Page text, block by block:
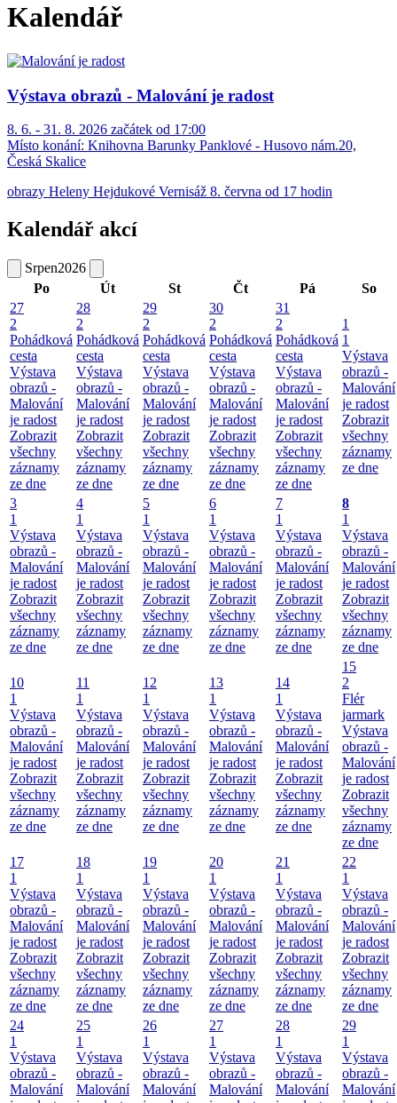
Kalendář
Výstava obrazů - Malování je radost
8. 6. - 31. 8. 2026 začátek od 17:00
Místo konání: Knihovna Barunky Panklové - Husovo nám.20,
Česká Skalice
obrazy Heleny Hejdukové Vernisáž 8. června od 17 hodin
Kalendář akcí
Srpen2026
Po
Út St Čt Pá
So
27
2
Pohádková
cesta
Výstava
obrazů -
Malování
je radost
Zobrazit
všechny
záznamy
ze dne
28
2
Pohádková
cesta
Výstava
obrazů -
Malování
je radost
Zobrazit
všechny
záznamy
ze dne
29
2
Pohádková
cesta
Výstava
obrazů -
Malování
je radost
Zobrazit
všechny
záznamy
ze dne
30
2
Pohádková
cesta
Výstava
obrazů -
Malování
je radost
Zobrazit
všechny
záznamy
ze dne
31
2
Pohádková
cesta
Výstava
obrazů -
Malování
je radost
Zobrazit
všechny
záznamy
ze dne
1
1
Výstava
obrazů -
Malování
je radost
Zobrazit
všechny
záznamy
ze dne
3
1
Výstava
obrazů -
Malování
je radost
Zobrazit
všechny
záznamy
ze dne
4
1
Výstava
obrazů -
Malování
je radost
Zobrazit
všechny
záznamy
ze dne
5
1
Výstava
obrazů -
Malování
je radost
Zobrazit
všechny
záznamy
ze dne
6
1
Výstava
obrazů -
Malování
je radost
Zobrazit
všechny
záznamy
ze dne
7
1
Výstava
obrazů -
Malování
je radost
Zobrazit
všechny
záznamy
ze dne
8
1
Výstava
obrazů -
Malování
je radost
Zobrazit
všechny
záznamy
ze dne
10
1
Výstava
obrazů -
Malování
je radost
Zobrazit
všechny
záznamy
ze dne
11
1
Výstava
obrazů -
Malování
je radost
Zobrazit
všechny
záznamy
ze dne
12
1
Výstava
obrazů -
Malování
je radost
Zobrazit
všechny
záznamy
ze dne
13
1
Výstava
obrazů -
Malování
je radost
Zobrazit
všechny
záznamy
ze dne
14
1
Výstava
obrazů -
Malování
je radost
Zobrazit
všechny
záznamy
ze dne
15
2
Flér
jarmark
Výstava
obrazů -
Malování
je radost
Zobrazit
všechny
záznamy
ze dne
17
1
Výstava
obrazů -
Malování
je radost
Zobrazit
všechny
záznamy
ze dne
18
1
Výstava
obrazů -
Malování
je radost
Zobrazit
všechny
záznamy
ze dne
19
1
Výstava
obrazů -
Malování
je radost
Zobrazit
všechny
záznamy
ze dne
20
1
Výstava
obrazů -
Malování
je radost
Zobrazit
všechny
záznamy
ze dne
21
1
Výstava
obrazů -
Malování
je radost
Zobrazit
všechny
záznamy
ze dne
22
1
Výstava
obrazů -
Malování
je radost
Zobrazit
všechny
záznamy
ze dne
24
1
Výstava
obrazů -
Malování
25
1
Výstava
obrazů -
Malování
26
1
Výstava
obrazů -
Malování
27
1
Výstava
obrazů -
Malování
28
1
Výstava
obrazů -
Malování
29
1
Výstava
obrazů -
Malování